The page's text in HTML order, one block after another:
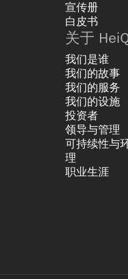
宣传册
白皮书
关于
我们是谁
我们的故事
我们的服务
我们的设施
投资者
领导与管理
可持续性与
理
职业生涯